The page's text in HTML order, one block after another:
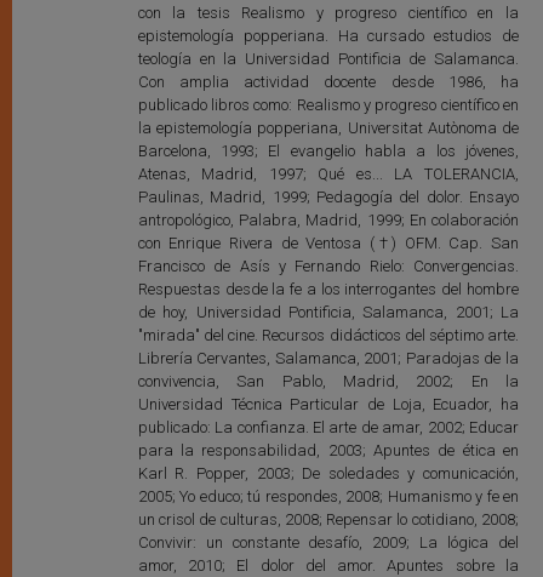
con la tesis Realismo y progreso científico en la
epistemología popperiana. Ha cursado estudios de
teología en la Universidad Pontificia de Salamanca.
Con amplia actividad docente desde 1986, ha
publicado libros como: Realismo y progreso científico en
la epistemología popperiana, Universitat Autònoma de
Barcelona, 1993; El evangelio habla a los jóvenes,
Atenas, Madrid, 1997; Qué es... LA TOLERANCIA,
Paulinas, Madrid, 1999; Pedagogía del dolor. Ensayo
antropológico, Palabra, Madrid, 1999; En colaboración
con Enrique Rivera de Ventosa (†) OFM. Cap. San
Francisco de Asís y Fernando Rielo: Convergencias.
Respuestas desde la fe a los interrogantes del hombre
de hoy, Universidad Pontificia, Salamanca, 2001; La
"mirada" del cine. Recursos didácticos del séptimo arte.
Librería Cervantes, Salamanca, 2001; Paradojas de la
convivencia, San Pablo, Madrid, 2002; En la
Universidad Técnica Particular de Loja, Ecuador, ha
publicado: La confianza. El arte de amar, 2002; Educar
para la responsabilidad, 2003; Apuntes de ética en
Karl R. Popper, 2003; De soledades y comunicación,
2005; Yo educo; tú respondes, 2008; Humanismo y fe en
un crisol de culturas, 2008; Repensar lo cotidiano, 2008;
Convivir: un constante desafío, 2009; La lógica del
amor, 2010; El dolor del amor. Apuntes sobre la